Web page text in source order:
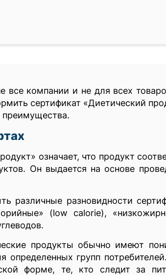
все компании и не для всех
сертификат «Диетический
преимущества.
означает, что продукт
Он выдается на основе
различные разновидности
(low calorie),
продукты обычно имеют
определенных групп
форме, те, кто следит за